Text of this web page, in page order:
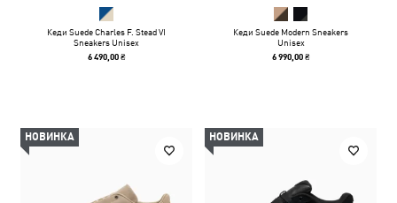
Кеди Suede Charles F. Stead VI
Sneakers Unisex
6 490,00 ₴
Кеди Suede Modern Sneakers
Unisex
6 990,00 ₴
НОВИНКА НОВИНКА